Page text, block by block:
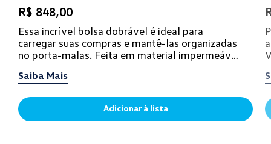
R$ 848,00
Essa incrível bolsa dobrável é ideal para
carregar suas compras e mantê-las organizadas
no porta-malas. Feita em material impermeável
Saiba Mais
Adicionar à lista